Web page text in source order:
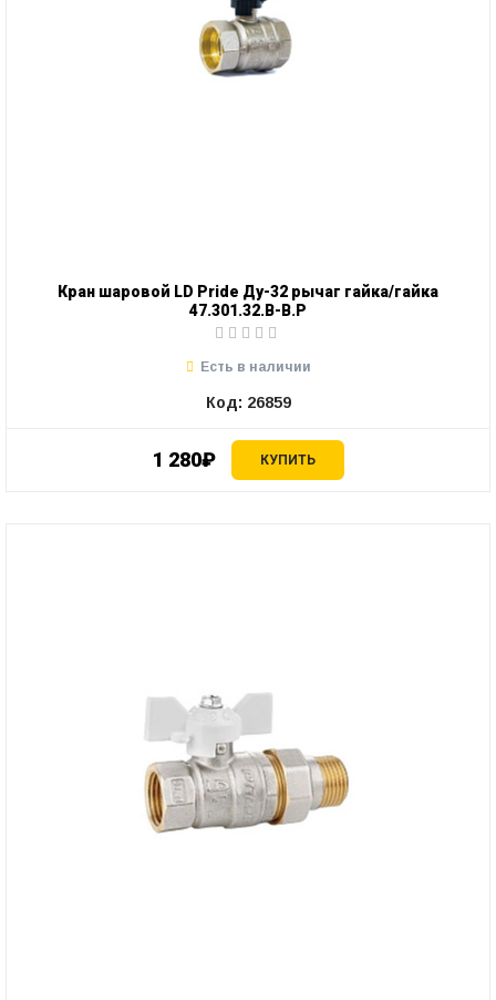
Кран шаровой LD Pride Ду-32 рычаг гайка/гайка
47.301.32.В-В.Р
1 280₽ КУПИТЬ
Есть в наличии
Код: 26859